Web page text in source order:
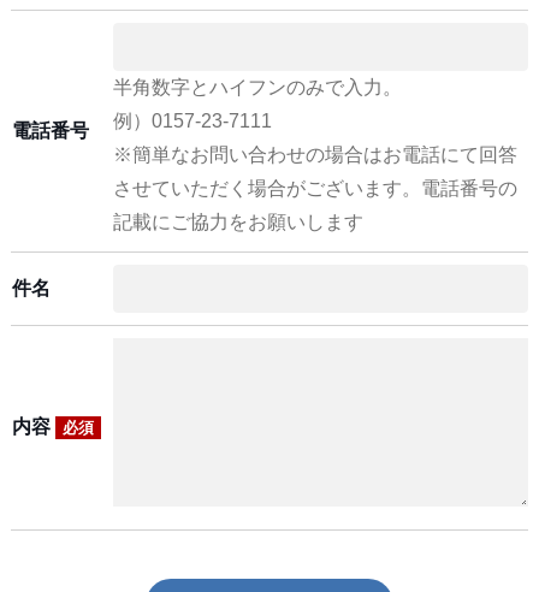
電話番号
半角数字とハイフンのみで入力。
例）0157-23-7111
※簡単なお問い合わせの場合はお電話にて回答
させていただく場合がございます。電話番号の
記載にご協力をお願いします
件名
内容 必須